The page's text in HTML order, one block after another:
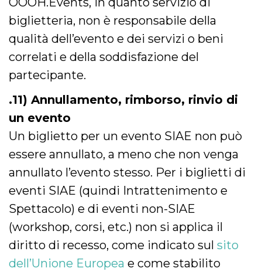
biglietteria, non è responsabile della
qualità dell’evento e dei servizi o beni
correlati e della soddisfazione del
partecipante.
.11) Annullamento, rimborso, rinvio di
un evento
Un biglietto per un evento SIAE non può
essere annullato, a meno che non venga
annullato l’evento stesso. Per i biglietti di
eventi SIAE (quindi Intrattenimento e
Spettacolo) e di eventi non-SIAE
(workshop, corsi, etc.) non si applica il
diritto di recesso, come indicato sul sito
dell’Unione Europea e come stabilito